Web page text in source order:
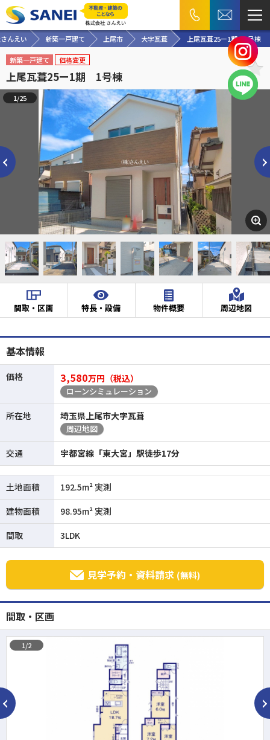
んえい 新築一戸建て 上尾市 大字瓦葺 上尾瓦葺25ー1期 1号棟
新築一戸建て 価格変更
上尾瓦葺25ー1期 1号棟
1/25
間取・区画 特長・設備 物件概要 周辺地図
基本情報
価格 3,580万円（税込）
ローンシミュレーション
所在地 埼玉県上尾市大字瓦葺
周辺地図
交通 宇都宮線「東大宮」駅徒歩17分
土地面積
192.5m² 実測
建物面積
98.95m² 実測
間取
3LDK
見学予約・資料請求 (無料)
間取・区画
1/2